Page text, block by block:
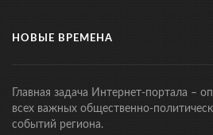
НОВЫЕ ВРЕМЕНА
Главная задача Интернет-портала –
всех важных общественно-
событий региона.